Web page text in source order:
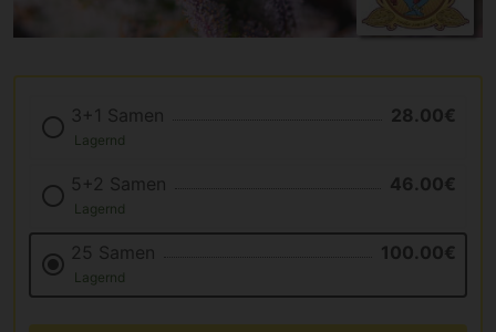
3+1 Samen 28.00€
Lagernd
5+2 Samen 46.00€
Lagernd
25 Samen 100.00€
Lagernd